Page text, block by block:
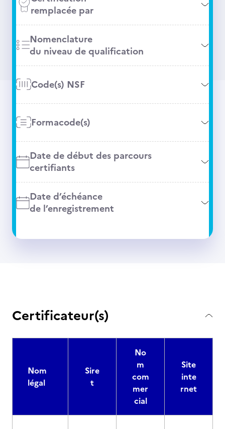
remplacée par
Nomenclature
du niveau de qualification
Code(s) NSF
Formacode(s)
Date de début des parcours
certifiants
Date d’échéance
de l’enregistrement
Certificateur(s)
Nom
légal
Sire
t
No
m
com
mer
cial
Site
inte
rnet